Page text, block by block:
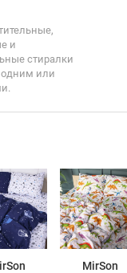
и
стиралки
или
MirSon